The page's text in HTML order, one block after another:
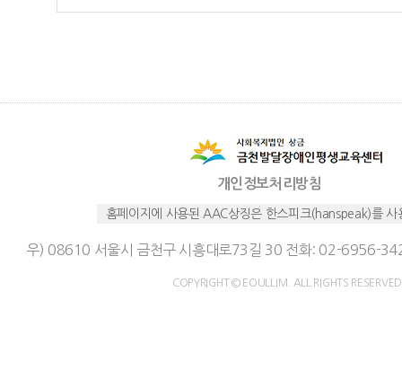
개인정보처리방침
홈페이지에 사용된 AAC상징은 한스피크(hanspeak)를 사
우) 08610 서울시 금천구 시흥대로73길 30 전화: 02-6956-
COPYRIGHT © EOULLIM. ALL RIGHTS RESERVED